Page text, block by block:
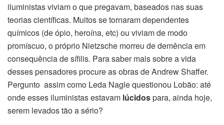
iluministas viviam o que pregavam, baseados nas suas
teorias científicas. Muitos se tornaram dependentes
químicos (de ópio, heroína, etc) ou viviam de modo
promíscuo, o próprio Nietzsche morreu de demência em
consequência de sífilis. Para saber mais sobre a vida
desses pensadores procure as obras de Andrew Shaffer.
Pergunto assim como Leda Nagle questionou Lobão: até
onde esses iluministas estavam lúcidospara, ainda hoje,
serem levados tão a sério?